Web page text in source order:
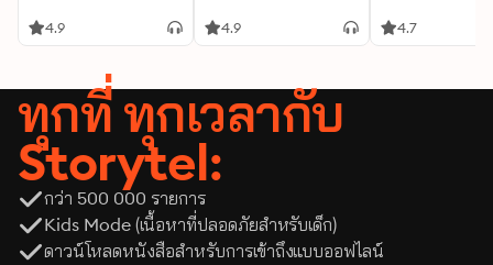
4.9 4.9 4.7
ทุกที่ ทุกเวลากับ
Storytel:
กว่า 500 000 รายการ
Kids Mode (เนื้อหาที่ปลอดภัยสำหรับเด็ก)
ดาวน์โหลดหนังสือสำหรับการเข้าถึงแบบออฟไลน์